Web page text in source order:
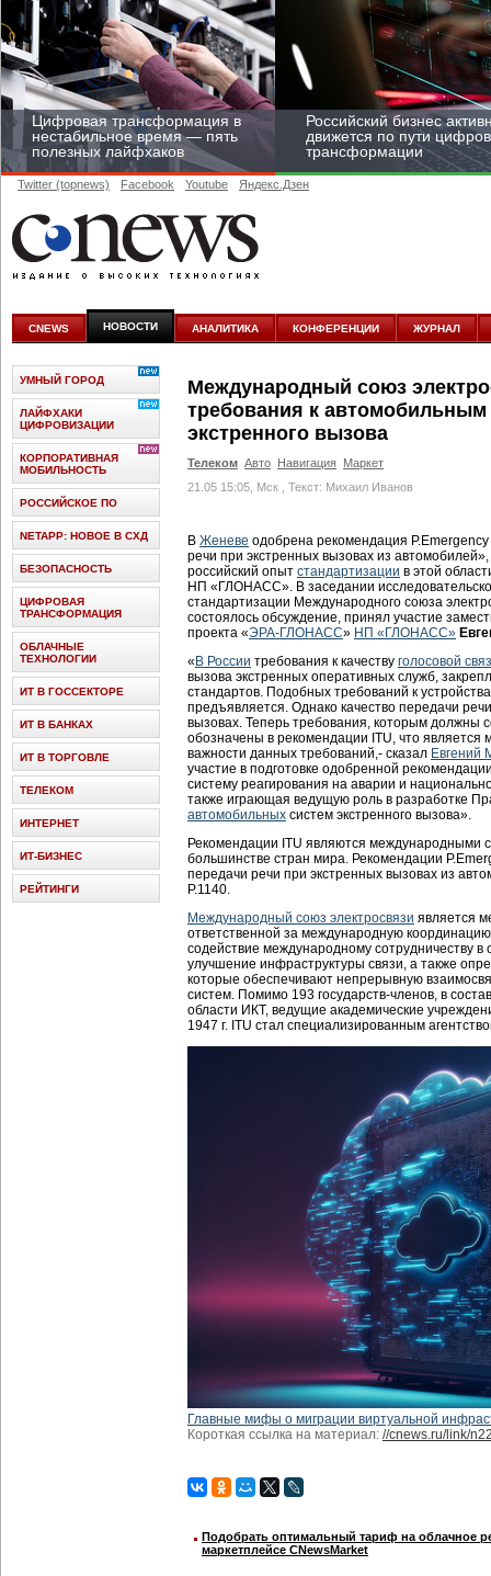
Цифровая трансформация в
нестабильное время — пять
полезных лайфхаков
Российский бизнес
движется по пути
трансформации
цифровизироваться со
скоростью крупных
корпораций
Twitter (topnews) Facebook Youtube Яндекс.Дзен
CNEWS НОВОСТИ АНАЛИТИКА КОНФЕРЕНЦИИ ЖУРНАЛ
Международный союз
требования к автомобильным
экстренного вызова
Телеком Авто Навигация Маркет
21.05 15:05, Мск , Текст: Михаил Иванов
В Женеве одобрена рекомендация
речи при экстренных вызовах из
российский опыт стандартизации в этой
НП «ГЛОНАСС». В заседании
стандартизации Международного союза
состоялось обсуждение, принял участие
проекта «ЭРА-ГЛОНАСС» НП «ГЛОНАСС»
« В России требования к качеству голосовой
вызова экстренных оперативных служб,
стандартов. Подобных требований к
предъявляется. Однако качество передачи
вызовах. Теперь требования, которым должны
обозначены в рекомендации ITU, что
важности данных требований,- сказал Евгений
участие в подготовке одобренной
систему реагирования на аварии и
также играющая ведущую роль в разработке
автомобильных систем экстренного вызова».
Рекомендации ITU являются международными
большинстве стран мира. Рекомендации
передачи речи при экстренных вызовах из
P.1140.
Международный союз электросвязи является
ответственной за международную
содействие международному сотрудничеству в
улучшение инфраструктуры связи, а также
которые обеспечивают непрерывную
систем. Помимо 193 государств-членов, в
области ИКТ, ведущие академические
1947 г. ITU стал специализированным
Главные мифы о миграции виртуальной
Короткая ссылка на материал: //cnews.ru/link/
Подобрать оптимальный тариф на облачное
маркетплейсе CNewsMarket
УМНЫЙ ГОРОД
ЛАЙФХАКИ
ЦИФРОВИЗАЦИИ
КОРПОРАТИВНАЯ
МОБИЛЬНОСТЬ
РОССИЙСКОЕ ПО
NETAPP: НОВОЕ В СХД
БЕЗОПАСНОСТЬ
ЦИФРОВАЯ
ТРАНСФОРМАЦИЯ
ОБЛАЧНЫЕ
ТЕХНОЛОГИИ
ИТ В ГОССЕКТОРЕ
ИТ В БАНКАХ
ИТ В ТОРГОВЛЕ
ТЕЛЕКОМ
ИНТЕРНЕТ
ИТ-БИЗНЕС
РЕЙТИНГИ